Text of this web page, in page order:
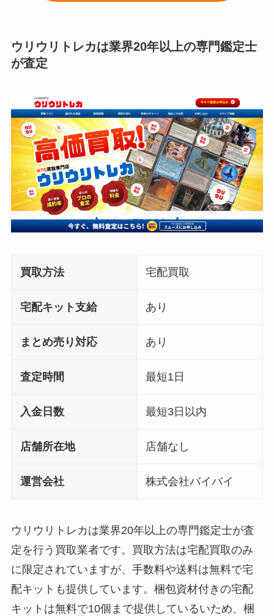
ウリウリトレカは業界20年以上の専門鑑定士
が査定
買取方法 宅配買取
宅配キット支給 あり
まとめ売り対応 あり
査定時間 最短1日
入金日数 最短3日以内
店舗所在地 店舗なし
運営会社 株式会社バイバイ
ウリウリトレカは業界20年以上の専門鑑定士が査
定を行う買取業者です。買取方法は宅配買取のみ
に限定されていますが、手数料や送料は無料で宅
配キットも提供しています。梱包資材付きの宅配
キットは無料で10個まで提供しているいため、梱